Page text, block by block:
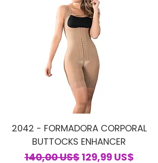
2042 - FORMADORA CORPORAL
BUTTOCKS ENHANCER
Precio
140,00 US$Precio de oferta
129,99 US$